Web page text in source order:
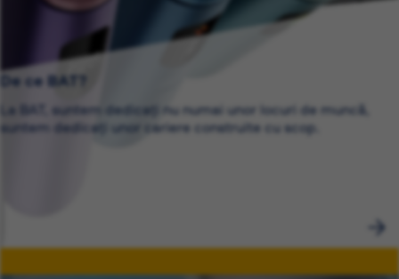
De ce BAT?
La BAT, suntem dedicați nu numai unor locuri de muncă,
suntem dedicați unor cariere construite cu scop.